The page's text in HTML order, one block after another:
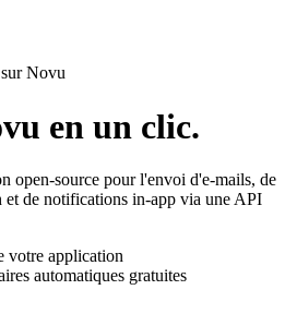
Novu
en un clic.
open-source pour l'envoi d'e-mails, de
et de notifications in-app via une API
votre application
automatiques gratuites